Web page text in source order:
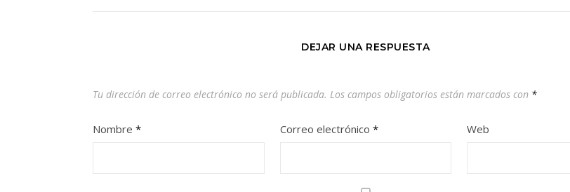
DEJAR UNA RESPUESTA
Tu dirección de correo electrónico no será publicada. Los campos obligatorios están marcados con *
Nombre * Correo electrónico * Web